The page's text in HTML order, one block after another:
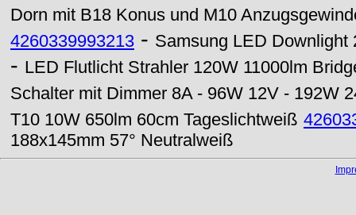
Dorn mit B18 Konus und M10
4260339993213 - Samsung LED
- LED Flutlicht Strahler 120W 11000lm
Schalter mit Dimmer 8A - 96W 12V - 192W
T10 10W 650lm 60cm Tageslichtweiß
188x145mm 57° Neutralweiß